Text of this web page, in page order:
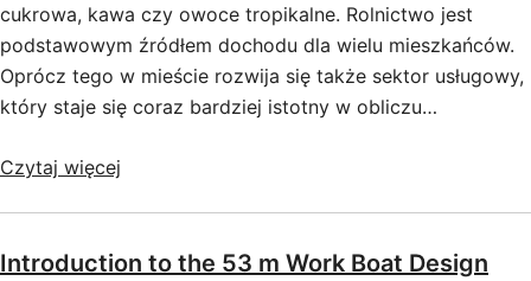
cukrowa, kawa czy owoce tropikalne. Rolnictwo jest
podstawowym źródłem dochodu dla wielu mieszkańców.
Oprócz tego w mieście rozwija się także sektor usługowy,
który staje się coraz bardziej istotny w obliczu…
Czytaj więcej
Introduction to the 53 m Work Boat Design